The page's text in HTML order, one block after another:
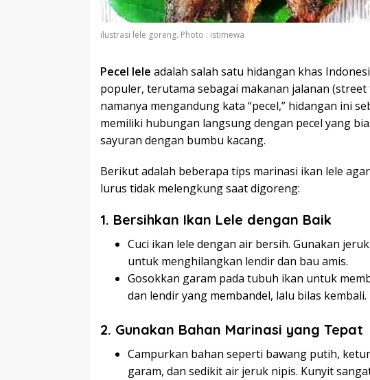
ilustrasi lele goreng. Photo : istimewa
Pecel lele adalah salah satu hidangan khas
populer, terutama sebagai makanan jalanan
namanya mengandung kata “pecel,” hidangan ini
memiliki hubungan langsung dengan pecel yang
sayuran dengan bumbu kacang.
Berikut adalah beberapa tips marinasi ikan lele
lurus tidak melengkung saat digoreng:
1. Bersihkan Ikan Lele dengan Baik
Cuci ikan lele dengan air bersih. Gunakan
untuk menghilangkan lendir dan bau amis.
Gosokkan garam pada tubuh ikan untuk
dan lendir yang membandel, lalu bilas kembali.
2. Gunakan Bahan Marinasi yang Tepat
Campurkan bahan seperti bawang putih,
garam, dan sedikit air jeruk nipis. Kunyit